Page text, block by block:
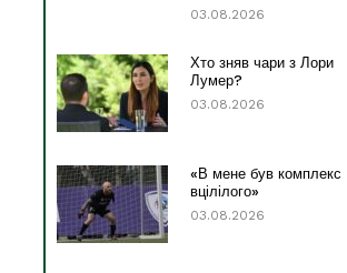
03.08.2026
Хто зняв чари з Лори
Лумер?
03.08.2026
«В мене був комплекс
вцілілого»
03.08.2026